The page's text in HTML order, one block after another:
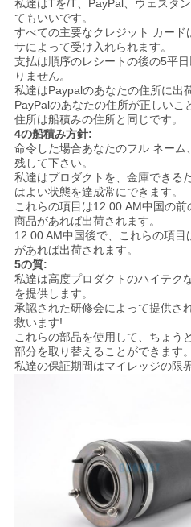
地
図
PRIVACY
POLICY
私達はTを/T、PayPal、ウェスタ
てもいいです。
すべての主要なクレジット カード
サによって受け入れられます。
支払は順序のレシートの後の5平
りません。
私達はPaypalのあなたの住所に出
PayPalのあなたの住所が正しいこ
住所は船積みの住所と同じです。
4の船積み方針:
命令した場合あなたのフル ネー
残して下さい。
私達はプロダクトを、金庫できる
はよい状態を達成常にできます。
これらの項目は12:00 AM中国の
商品があれば出荷されます。
12:00 AM中国後で、これらの項
があれば出荷されます。
5の質:
私達は高度プロダクトのハイテク
を提供します。
承認された研修会によって提供さ
救います!
これらの部品を使用して、ちょう
部分を取り替えることができます。
私達の保証期間はマイレッジの限